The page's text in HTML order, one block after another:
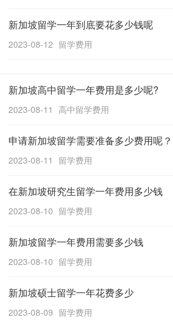
新加坡留学一年到底要花多少钱呢
2023-08-12 留学费用
新加坡高中留学一年费用是多少呢?
2023-08-11 高中留学费用
申请新加坡留学需要准备多少费用呢？
2023-08-11 留学费用
在新加坡研究生留学一年费用多少钱
2023-08-10 留学费用
新加坡留学一年费用需要多少钱
2023-08-10 留学费用
新加坡硕士留学一年花费多少
2023-08-09 留学费用